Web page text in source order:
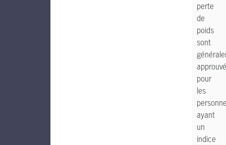
perte
de
poids
sont
pour
les
ayant
un
indice